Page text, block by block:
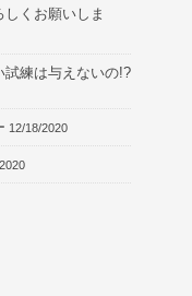
くお願いしま
試練は与えないの!?
12/18/2020